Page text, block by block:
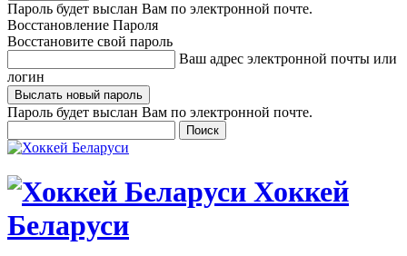
Пароль будет выслан Вам по электронной почте.
Восстановление Пароля
Восстановите свой пароль
Ваш адрес электронной почты или
логин
Пароль будет выслан Вам по электронной почте.
Хоккей
Беларуси